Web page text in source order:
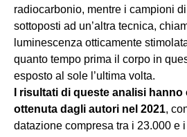
radiocarbonio, mentre i campioni
sottoposti ad un’altra tecnica,
luminescenza otticamente
quanto tempo prima il corpo in
esposto al sole l’ultima volta.
I risultati di queste analisi
ottenuta dagli autori nel 2021,
datazione compresa tra i 23.000 e